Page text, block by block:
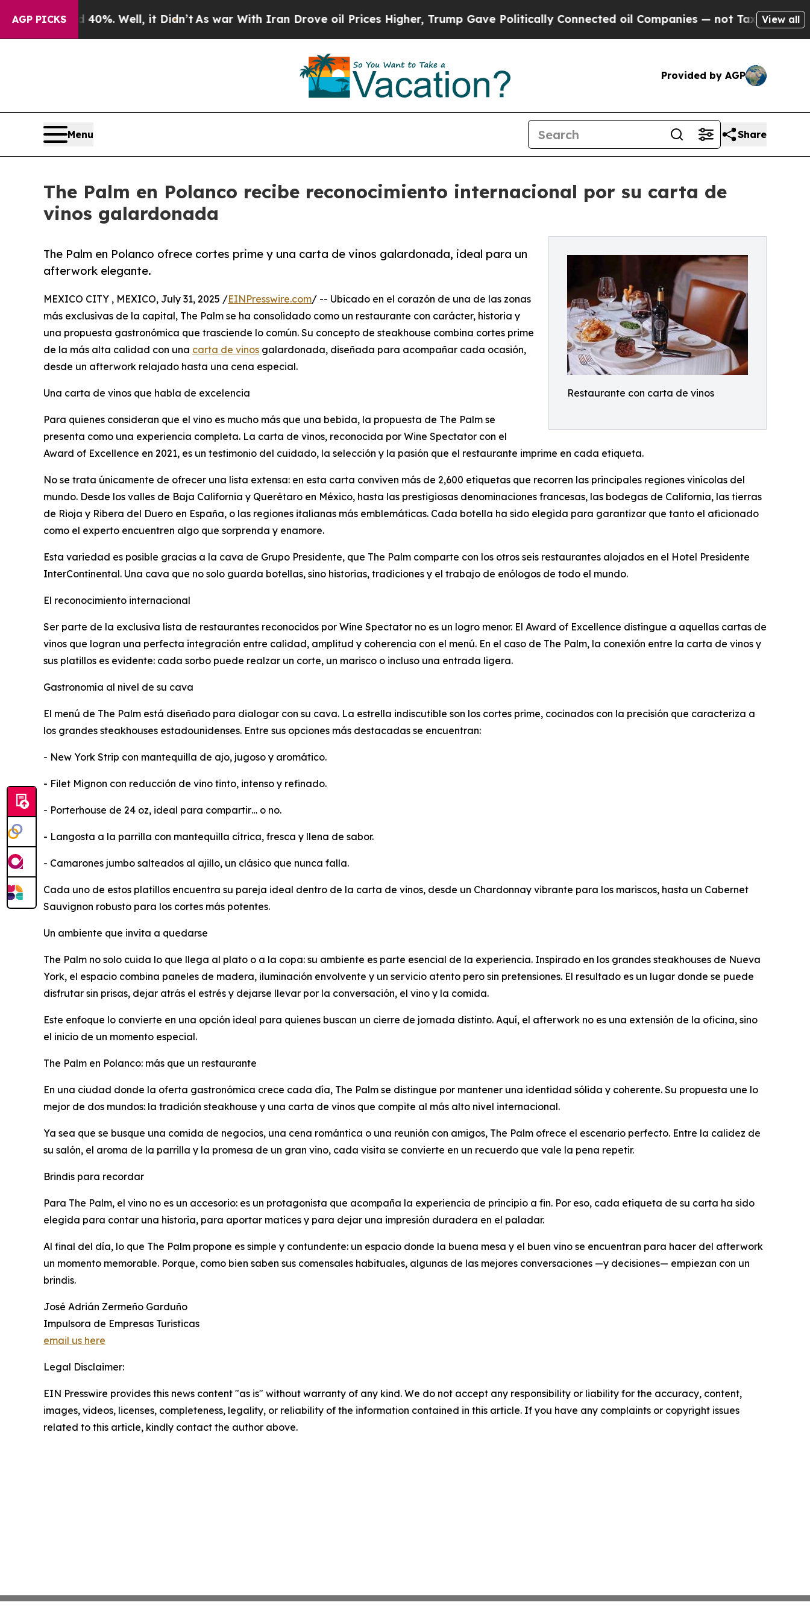
AGP PICKS40%. Well, it Didn’tAs war With Iran Drove oil Prices Higher, Trump Gave Politically Connected oil Companies — not Taxpayers — the
View all
Provided by AGP
Menu Share
The Palm en Polanco recibe reconocimiento internacional por su carta de
vinos galardonada
Restaurante con carta de vinos
The Palm en Polanco ofrece cortes prime y una carta de vinos galardonada, ideal para un
afterwork elegante.
MEXICO CITY , MEXICO, July 31, 2025 /EINPresswire.com/ -- Ubicado en el corazón de una de las zonas
más exclusivas de la capital, The Palm se ha consolidado como un restaurante con carácter, historia y
una propuesta gastronómica que trasciende lo común. Su concepto de steakhouse combina cortes prime
de la más alta calidad con una carta de vinos galardonada, diseñada para acompañar cada ocasión,
desde un afterwork relajado hasta una cena especial.
Una carta de vinos que habla de excelencia
Para quienes consideran que el vino es mucho más que una bebida, la propuesta de The Palm se
presenta como una experiencia completa. La carta de vinos, reconocida por Wine Spectator con el
Award of Excellence en 2021, es un testimonio del cuidado, la selección y la pasión que el restaurante imprime en cada etiqueta.
No se trata únicamente de ofrecer una lista extensa: en esta carta conviven más de 2,600 etiquetas que recorren las principales regiones vinícolas del
mundo. Desde los valles de Baja California y Querétaro en México, hasta las prestigiosas denominaciones francesas, las bodegas de California, las tierras
de Rioja y Ribera del Duero en España, o las regiones italianas más emblemáticas. Cada botella ha sido elegida para garantizar que tanto el aficionado
como el experto encuentren algo que sorprenda y enamore.
Esta variedad es posible gracias a la cava de Grupo Presidente, que The Palm comparte con los otros seis restaurantes alojados en el Hotel Presidente
InterContinental. Una cava que no solo guarda botellas, sino historias, tradiciones y el trabajo de enólogos de todo el mundo.
El reconocimiento internacional
Ser parte de la exclusiva lista de restaurantes reconocidos por Wine Spectator no es un logro menor. El Award of Excellence distingue a aquellas cartas de
vinos que logran una perfecta integración entre calidad, amplitud y coherencia con el menú. En el caso de The Palm, la conexión entre la carta de vinos y
sus platillos es evidente: cada sorbo puede realzar un corte, un marisco o incluso una entrada ligera.
Gastronomía al nivel de su cava
El menú de The Palm está diseñado para dialogar con su cava. La estrella indiscutible son los cortes prime, cocinados con la precisión que caracteriza a
los grandes steakhouses estadounidenses. Entre sus opciones más destacadas se encuentran:
- New York Strip con mantequilla de ajo, jugoso y aromático.
- Filet Mignon con reducción de vino tinto, intenso y refinado.
- Porterhouse de 24 oz, ideal para compartir… o no.
- Langosta a la parrilla con mantequilla cítrica, fresca y llena de sabor.
- Camarones jumbo salteados al ajillo, un clásico que nunca falla.
Cada uno de estos platillos encuentra su pareja ideal dentro de la carta de vinos, desde un Chardonnay vibrante para los mariscos, hasta un Cabernet
Sauvignon robusto para los cortes más potentes.
Un ambiente que invita a quedarse
The Palm no solo cuida lo que llega al plato o a la copa: su ambiente es parte esencial de la experiencia. Inspirado en los grandes steakhouses de Nueva
York, el espacio combina paneles de madera, iluminación envolvente y un servicio atento pero sin pretensiones. El resultado es un lugar donde se puede
disfrutar sin prisas, dejar atrás el estrés y dejarse llevar por la conversación, el vino y la comida.
Este enfoque lo convierte en una opción ideal para quienes buscan un cierre de jornada distinto. Aquí, el afterwork no es una extensión de la oficina, sino
el inicio de un momento especial.
The Palm en Polanco: más que un restaurante
En una ciudad donde la oferta gastronómica crece cada día, The Palm se distingue por mantener una identidad sólida y coherente. Su propuesta une lo
mejor de dos mundos: la tradición steakhouse y una carta de vinos que compite al más alto nivel internacional.
Ya sea que se busque una comida de negocios, una cena romántica o una reunión con amigos, The Palm ofrece el escenario perfecto. Entre la calidez de
su salón, el aroma de la parrilla y la promesa de un gran vino, cada visita se convierte en un recuerdo que vale la pena repetir.
Brindis para recordar
Para The Palm, el vino no es un accesorio: es un protagonista que acompaña la experiencia de principio a fin. Por eso, cada etiqueta de su carta ha sido
elegida para contar una historia, para aportar matices y para dejar una impresión duradera en el paladar.
Al final del día, lo que The Palm propone es simple y contundente: un espacio donde la buena mesa y el buen vino se encuentran para hacer del afterwork
un momento memorable. Porque, como bien saben sus comensales habituales, algunas de las mejores conversaciones —y decisiones— empiezan con un
brindis.
José Adrián Zermeño Garduño
Impulsora de Empresas Turisticas
email us here
Legal Disclaimer:
EIN Presswire provides this news content "as is" without warranty of any kind. We do not accept any responsibility or liability for the accuracy, content,
images, videos, licenses, completeness, legality, or reliability of the information contained in this article. If you have any complaints or copyright issues
related to this article, kindly contact the author above.